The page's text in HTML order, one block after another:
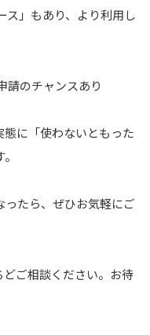
ス」もあり、より利用し
請のチャンスあり
に「使わないともった
ったら、ぜひお気軽にご
ご相談ください。お待